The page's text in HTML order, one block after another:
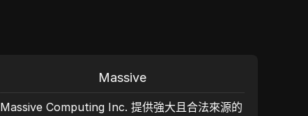
Massive
Massive Computing Inc. 提供強大且合法來源的